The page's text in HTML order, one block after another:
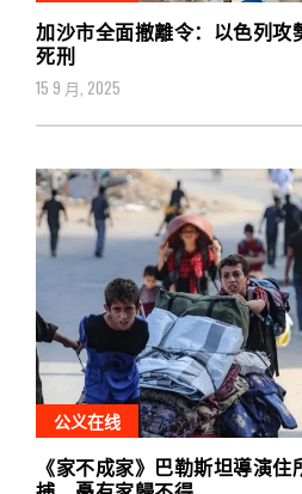
加沙市全面撤離令：以色列攻
死刑
15 9 月, 2025
公义在线
《家不成家》巴勒斯坦導演